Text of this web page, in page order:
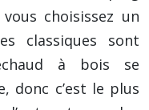
choisissez un
classiques sont
à bois se
donc c’est le plus